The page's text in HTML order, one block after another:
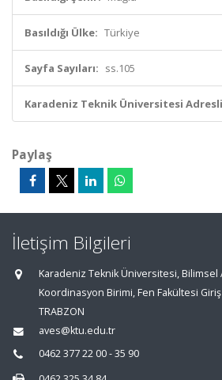
Basıldığı Ülke: Türkiye
Sayfa Sayıları: ss.105
Karadeniz Teknik Üniversitesi
Paylaş
İletişim Bilgileri
Karadeniz Teknik Üniversitesi, Bilimsel
Koordinasyon Birimi, Fen Fakültesi
TRABZON
aves@ktu.edu.tr
0462 377 22 00 - 35 90